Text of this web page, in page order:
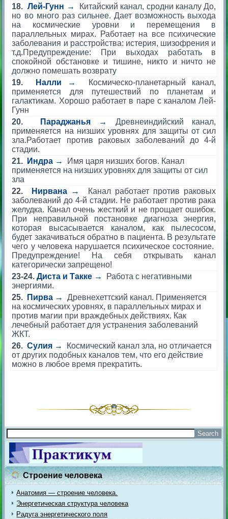
18.Лей-Гунн →
Китайский канал, сродни каналу До,
но во много раз сильнее. Дает возможность выхода
на космические уровни и перемещения в
параллельных мирах. Работает на все психические
заболевания и расстройства: истерия, шизофрения и
т.д.Предупреждение: При выходах работать в
спокойной обстановке и тишине, никто и ничто не
должно помешать возврату
19.
Налли →
Космическо-планетарный канал,
применяется для путешествий по планетам и
галактикам. Хорошо работает в паре с каналом Лей-
Гунн
20.
Параджанья→
Древнеиндийский канал,
применяется на низших уровнях для защиты от сил
зла.Работает против раковых заболеваний до 4-й
стадии.
21.
Индра →
Имя царя низших богов. Канал
применяется на низших уровнях для защиты от сил
зла
22.
Нирвана →
Канал работает против раковых
заболеваний до 4-й стадии. Не работает против рака
желудка. Канал очень жесткий и не прощает ошибок.
При неправильной постановке диагноза энергия,
которая высасывается каналом, как пылесосом,
будет закачиваться обратно в пациента. В результате
чего у человека нарушается психическое состояние.
Предупреждение! На себя открывать канал
категорически запрещено!
23-24.Диста и Такке →
Работа с негативными
энергиями.
25.
Пирва →
Древнехеттский канал. Применяется
на космических уровнях, в параллельных мирах и
против магии при враждебных действиях. Как
лечебный работает для устранения заболеваний
ЖКТ.
26.Сулия →
Космический канал зла, но отличается
от других подобных каналов тем, что его действие
можно в любое время прекратить.
Строение человека
Анатомия — строение человека.
Энергетическая структура человека
Радуга энергетического поля